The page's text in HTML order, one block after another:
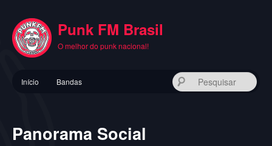
conteúdo
principal
Punk FM Brasil
O melhor do punk nacional!
principal
Início Bandas
Panorama Social